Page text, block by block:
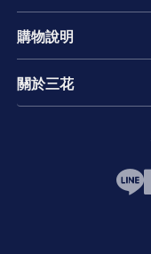
購物說明
關於三花